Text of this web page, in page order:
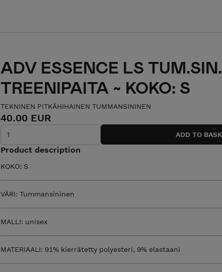
ADV ESSENCE LS TUM.SIN.
TREENIPAITA ~ KOKO: S
TEKNINEN PITKÄHIHAINEN TUMMANSININEN
40.00 EUR
Product description
KOKO: S
VÄRI: Tummansininen
MALLI: unisex
MATERIAALI: 91% kierrätetty polyesteri, 9% elastaani